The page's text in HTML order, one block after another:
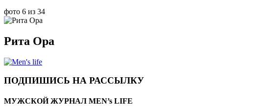
фото 6 из 34
Рита Ора
ПОДПИШИСЬ НА РАССЫЛКУ
МУЖСКОЙ ЖУРНАЛ MEN’s LIFE